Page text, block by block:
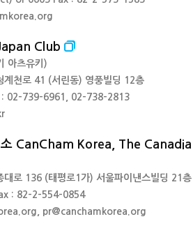
Club
아츠유키)
계천로 41 (서린동) 영풍빌딩 12층
: 02-739-6961, 02-738-2813
소 CanCham Korea, The
대로 136 (태평로1가) 서울파이낸스빌딩 21층
: 82-2-554-0854
pr@canchamkorea.org